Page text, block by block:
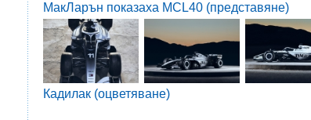
МакЛарън показаха MCL40 (представяне)
Кадилак (оцветяване)